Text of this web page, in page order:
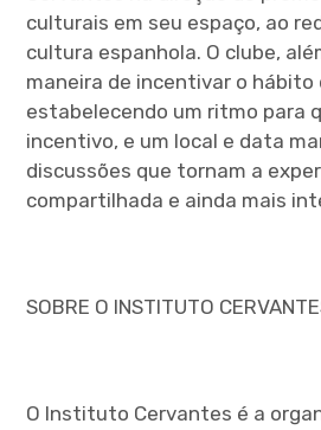
culturais em seu espaço, ao
cultura espanhola. O clube,
maneira de incentivar o hábito
estabelecendo um ritmo para
incentivo, e um local e data
discussões que tornam a
compartilhada e ainda mais
SOBRE O INSTITUTO
O Instituto Cervantes é a